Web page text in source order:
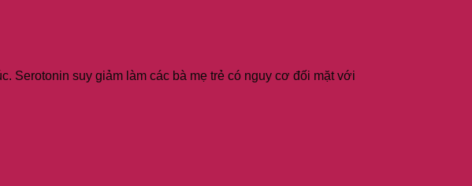
Serotonin suy giảm làm các bà mẹ trẻ có nguy cơ đối mặt với